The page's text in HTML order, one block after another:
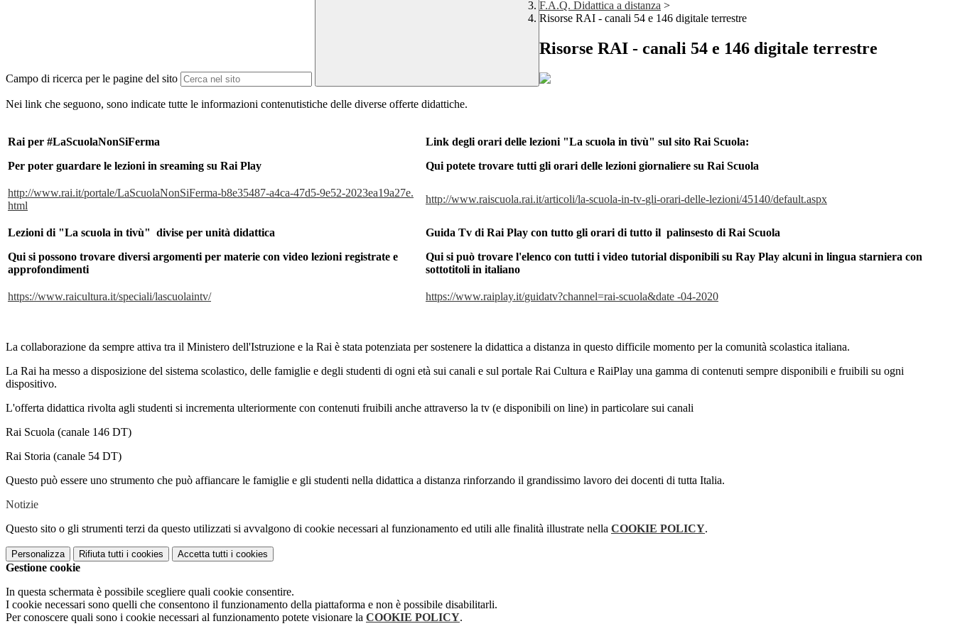
Campo di ricerca per le pagine del sito
F.A.Q. Didattica a distanza >
Risorse RAI - canali 54 e 146 digitale terrestre
Risorse RAI - canali 54 e 146 digitale terrestre
Nei link che seguono, sono indicate tutte le informazioni contenutistiche delle diverse offerte didattiche.
Rai per #LaScuolaNonSiFerma
Per poter guardare le lezioni in sreaming su Rai Play
Link degli orari delle lezioni "La scuola in tivù" sul sito Rai Scuola:
Qui potete trovare tutti gli orari delle lezioni giornaliere su Rai Scuola
http://www.rai.it/portale/LaScuolaNonSiFerma-b8e35487-a4ca-47d5-9e52-2023ea19a27e.
html
http://www.raiscuola.rai.it/articoli/la-scuola-in-tv-gli-orari-delle-lezioni/45140/default.aspx
Lezioni di "La scuola in tivù" divise per unità didattica
Qui si possono trovare diversi argomenti per materie con video lezioni registrate e
approfondimenti
Guida Tv di Rai Play con tutto gli orari di tutto il palinsesto di Rai Scuola
Qui si può trovare l'elenco con tutti i video tutorial disponibili su Ray Play alcuni in lingua starniera con
sottotitoli in italiano
https://www.raicultura.it/speciali/lascuolaintv/ https://www.raiplay.it/guidatv?channel=rai-scuola&date -04-2020
La collaborazione da sempre attiva tra il Ministero dell'Istruzione e la Rai è stata potenziata per sostenere la didattica a distanza in questo difficile momento per la comunità scolastica italiana.
La Rai ha messo a disposizione del sistema scolastico, delle famiglie e degli studenti di ogni età sui canali e sul portale Rai Cultura e RaiPlay una gamma di contenuti sempre disponibili e fruibili su ogni
dispositivo.
L'offerta didattica rivolta agli studenti si incrementa ulteriormente con contenuti fruibili anche attraverso la tv (e disponibili on line) in particolare sui canali
Rai Scuola (canale 146 DT)
Rai Storia (canale 54 DT)
Questo può essere uno strumento che può affiancare le famiglie e gli studenti nella didattica a distanza rinforzando il grandissimo lavoro dei docenti di tutta Italia.
Notizie
Questo sito o gli strumenti terzi da questo utilizzati si avvalgono di cookie necessari al funzionamento ed utili alle finalità illustrate nella COOKIE POLICY.
Personalizza Rifiuta tutti i cookies Accetta tutti i cookies
Gestione cookie
In questa schermata è possibile scegliere quali cookie consentire.
I cookie necessari sono quelli che consentono il funzionamento della piattaforma e non è possibile disabilitarli.
Per conoscere quali sono i cookie necessari al funzionamento potete visionare la COOKIE POLICY.